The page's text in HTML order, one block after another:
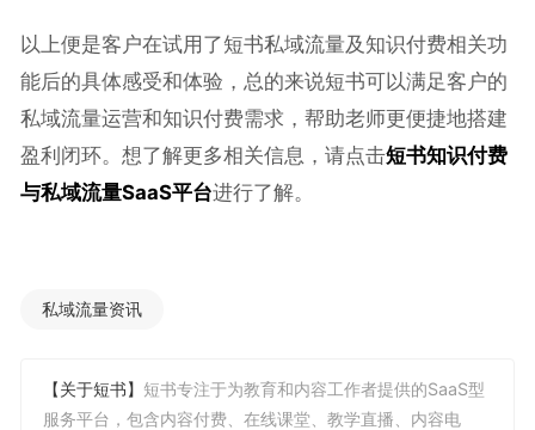
以上便是客户在试用了短书私域流量及知识付费相关功
能后的具体感受和体验，总的来说短书可以满足客户的
私域流量运营和知识付费需求，帮助老师更便捷地搭建
盈利闭环。想了解更多相关信息，请点击短书知识付费
与私域流量SaaS平台进行了解。
私域流量资讯
【关于短书】 短书专注于为教育和内容工作者提供的SaaS型
服务平台，包含内容付费、在线课堂、教学直播、内容电